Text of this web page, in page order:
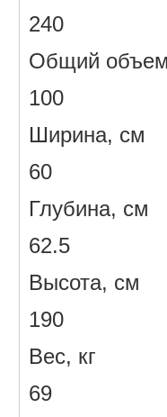
240
Общий
100
Ширина, см
60
Глубина, см
62.5
Высота, см
190
Вес, кг
69